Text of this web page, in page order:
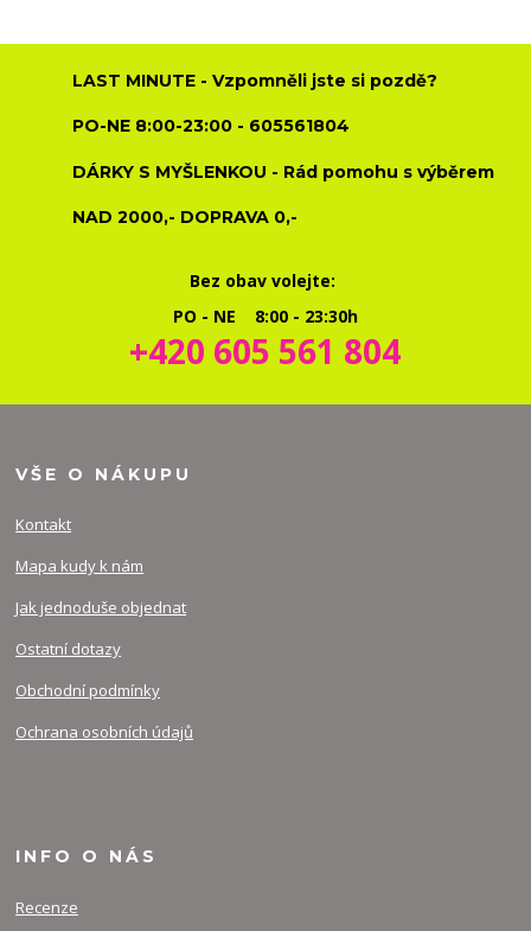
LAST MINUTE - Vzpomněli jste si pozdě?
PO-NE 8:00-23:00 - 605561804
DÁRKY S MYŠLENKOU - Rád pomohu s výběrem
NAD 2000,- DOPRAVA 0,-
Bez obav volejte:
PO - NE 8:00 - 23:30h
+420 605 561 804
VŠE O NÁKUPU
Kontakt
Mapa kudy k nám
Jak jednoduše objednat
Ostatní dotazy
Obchodní podmínky
Ochrana osobních údajů
INFO O NÁS
Recenze